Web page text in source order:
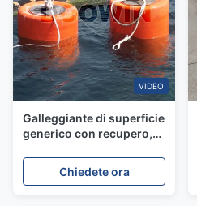
VIDEO
Galleggiante di superficie
generico con recupero,
galleggiante in schiuma
Chiedete ora